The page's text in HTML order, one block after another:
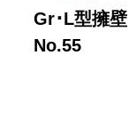
Gr･L型擁壁
No.55